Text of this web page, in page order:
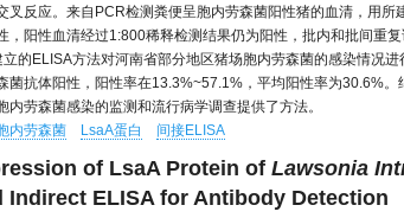
叉反应。来自PCR检测粪便呈胞内劳森菌阳性猪的血清，用
，阳性血清经过1:800稀释检测结果仍为阳性，批内和批间重
的ELISA方法对河南省部分地区猪场胞内劳森菌的感染情况
菌抗体阳性，阳性率在13.3%~57.1%，平均阳性率为30.6%
内劳森菌感染的监测和流行病学调查提供了方法。
内劳森菌 LsaA蛋白 间接ELISA
of LsaA Protein of Lawsonia
Indirect ELISA for Antibody Detection